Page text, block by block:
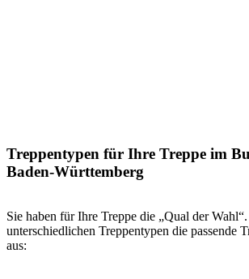
Treppentypen für Ihre Treppe im
Baden-Württemberg
Sie haben für Ihre Treppe die „Qual der
unterschiedlichen Treppentypen die passende
aus: